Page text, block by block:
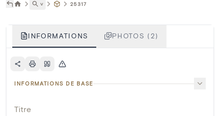
˅ 25317
INFORMATIONS PHOTOS (2)
INFORMATIONS DE BASE
Titre